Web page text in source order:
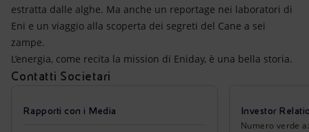
estratta dalle alghe. Ma anche un reportage nei laboratori di
Eni e un viaggio alla scoperta dei segreti del Cane a sei
zampe.
L’energia, come recita la mission di Eniday, è una bella storia.
Contatti Societari
Rapporti con i Media Investor
Numero verde